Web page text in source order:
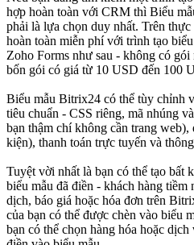
hợp hoàn toàn với CRM thì Biểu
phải là lựa chọn duy nhất. Trên
hoàn toàn miễn phí với trình tạo
Zoho Forms như sau - không có
bốn gói có giá từ 10 USD đến 100
Biểu mẫu Bitrix24 có thể tùy chỉnh
tiêu chuẩn - CSS riêng, mã nhúng
bạn thậm chí không cần trang
kiện), thanh toán trực tuyến và
Tuyệt vời nhất là bạn có thể tạo bất
biểu mẫu đã điền - khách hàng tiềm
dịch, báo giá hoặc hóa đơn trên
của bạn có thể được chèn vào biểu
bạn có thể chọn hàng hóa hoặc